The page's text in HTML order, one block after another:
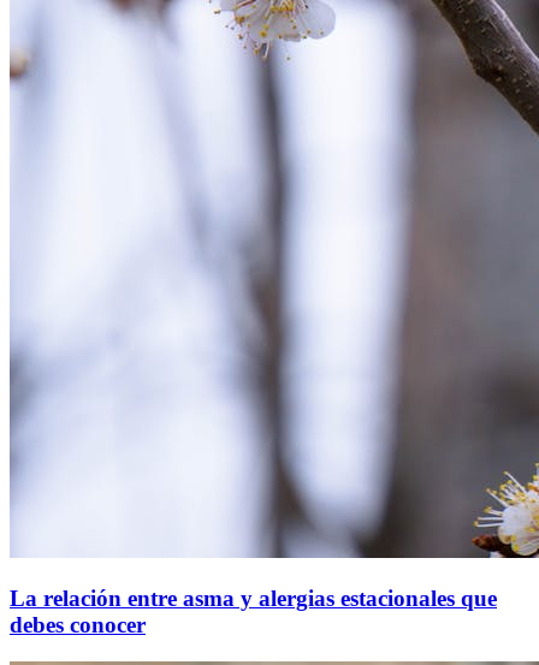
La relación entre asma y alergias estacionales que
debes conocer